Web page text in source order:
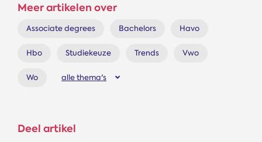
Meer artikelen over
Associate degrees Bachelors Havo
Hbo Studiekeuze Trends Vwo
Wo alle thema's
Deel artikel